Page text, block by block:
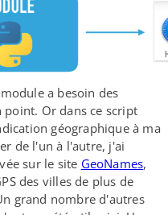
a besoin des
point. Or dans ce script
géographique à ma
de l'un à l'autre, j'ai
sur le site GeoNames,
des villes de plus de
grand nombre d'autres